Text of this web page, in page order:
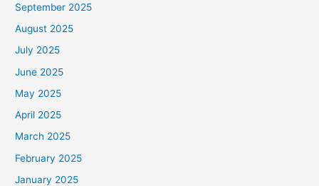
September 2025
August 2025
July 2025
June 2025
May 2025
April 2025
March 2025
February 2025
January 2025